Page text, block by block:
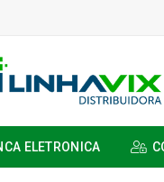
ELETRONICA